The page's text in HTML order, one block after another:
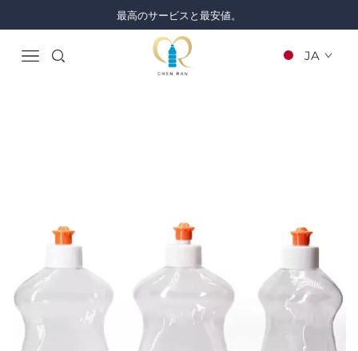
最高のサービスと最安値。
JA